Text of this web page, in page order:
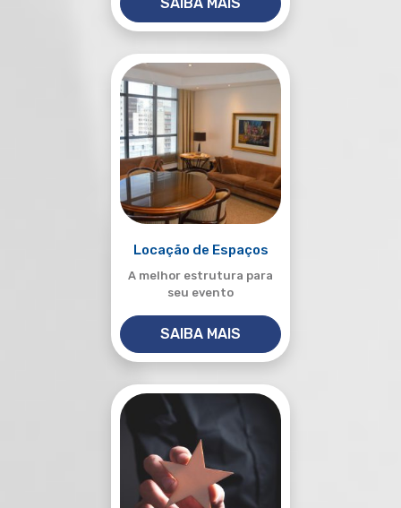
Locação de Espaços
A melhor estrutura para
seu evento
SAIBA MAIS